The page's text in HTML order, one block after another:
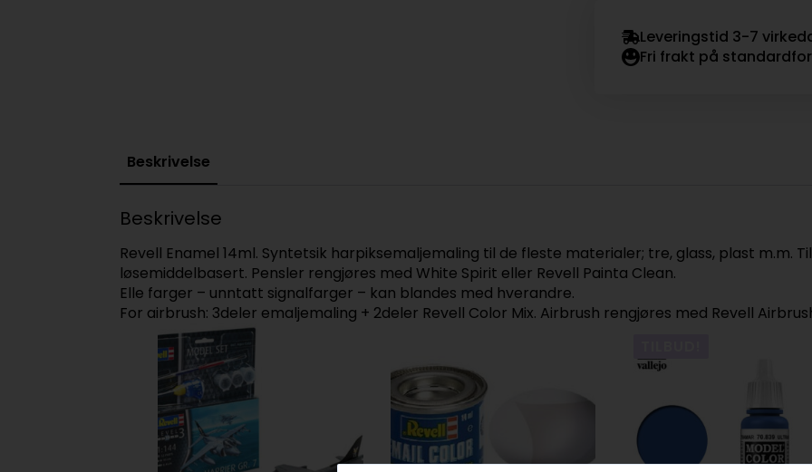
Leveringstid 3-7
Fri frakt på
Beskrivelse
Beskrivelse
Revell Enamel 14ml. Syntetsik harpiksemaljemaling til de fleste materialer; tre, glass, plast m.m.
løsemiddelbasert. Pensler rengjøres med White Spirit eller Revell Painta Clean.
Elle farger – unntatt signalfarger – kan blandes med hverandre.
For airbrush: 3deler emaljemaling + 2deler Revell Color Mix. Airbrush rengjøres med Revell